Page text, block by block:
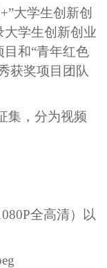
大学生创新创
大学生创新创业
和“青年红色
获奖项目团队
集，分为视频
全高清）以